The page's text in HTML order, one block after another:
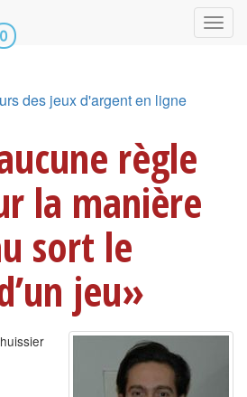
des jeux d'argent en ligne
règle
la manière
sort le
jeu»